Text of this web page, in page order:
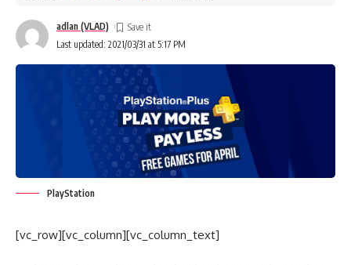
Last updated: 2021/03/31 at 5:17 PM
adlan (VLAD)
PlayStation
[vc_row][vc_column][vc_column_text]